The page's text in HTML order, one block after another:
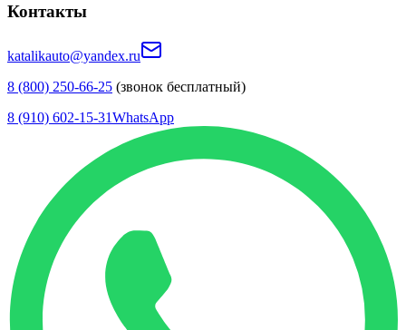
Контакты
katalikauto@yandex.ru
8 (800) 250-66-25 (звонок бесплатный)
8 (910) 602-15-31WhatsApp